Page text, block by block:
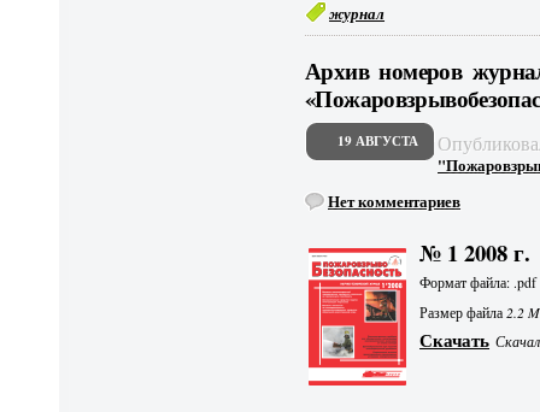
журнал
Архив номеров
19 АВГУСТА
Нет комментариев
№ 1 2008 г.
Формат файла: .pdf
Размер файла 2.2
Скачать